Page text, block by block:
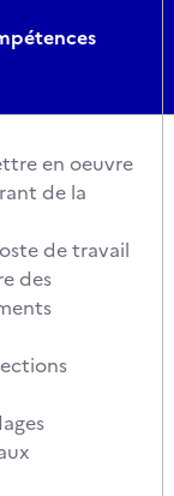
en oeuvre
de la
de travail
des